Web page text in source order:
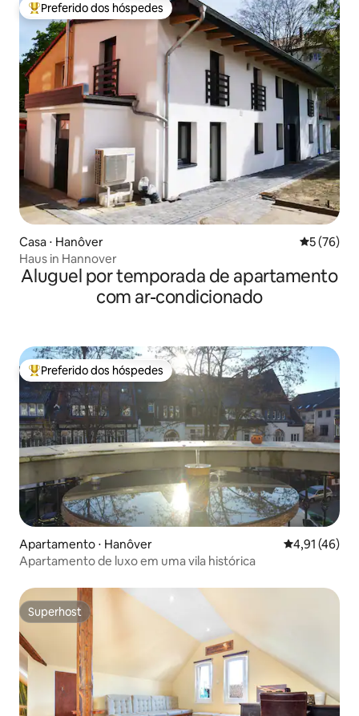
Entre os melhores preferidos dos hóspedes
Preferido dos hóspedes
Casa ⋅ Hanôver 5 de uma
5 (76)
Haus in Hannover
Aluguel por temporada de apartamento
com ar-condicionado
Entre os melhores preferidos dos hóspedes
Preferido dos hóspedes
Apartamento ⋅ Hanôver 4,91 de uma
4,91 (46)
Apartamento de luxo em uma vila histórica
Superhost
Superhost